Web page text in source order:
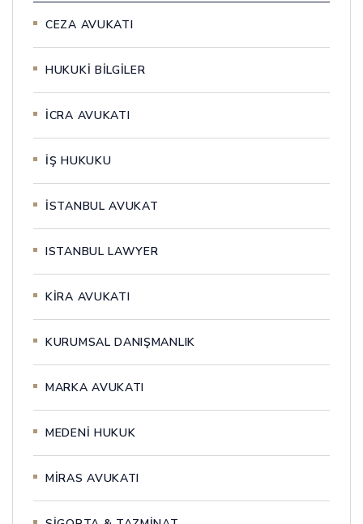
CEZA AVUKATI
HUKUKİ BİLGİLER
İCRA AVUKATI
İŞ HUKUKU
İSTANBUL AVUKAT
ISTANBUL LAWYER
KİRA AVUKATI
KURUMSAL DANIŞMANLIK
MARKA AVUKATI
MEDENİ HUKUK
MİRAS AVUKATI